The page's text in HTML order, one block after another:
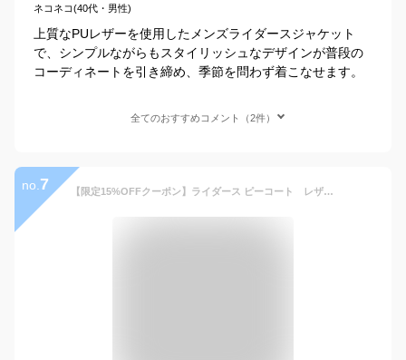
ネコネコ(40代・男性)
上質なPUレザーを使用したメンズライダースジャケット
で、シンプルながらもスタイリッシュなデザインが普段の
コーディネートを引き締め、季節を問わず着こなせます。
全てのおすすめコメント（2件）
no. 7 【限定15%OFFクーポン】ライダース ピーコート レザーコート メンズ PU 立ち襟 スタジャン レザージャケット 革ジャン 皮ジャン ショット コート ライダースジャケット スタントカラ ジャケット メンズ アウター 大きいサイズ t 5色 春秋 冬 M-8XL